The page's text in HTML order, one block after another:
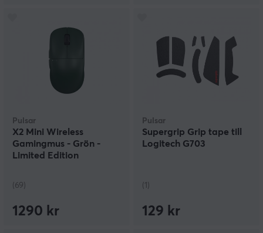
Pulsar
X2 Mini Wireless
Gamingmus - Grön -
Limited Edition
(69)
1290 kr
Pulsar
Supergrip Grip tape till
Logitech G703
(1)
129 kr